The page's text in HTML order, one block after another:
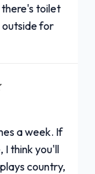
toilet
outside for
a week. If
I think you'll
country,